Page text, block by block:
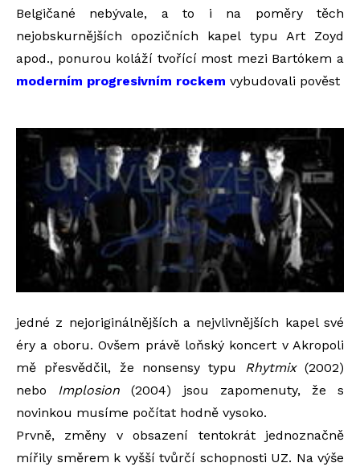
Belgičané nebývale, a to i na poměry těch
nejobskurnějších opozičních kapel typu Art Zoyd
apod., ponurou koláží tvořící most mezi Bartókem a
moderním progresivním rockem vybudovali pověst
jedné z nejoriginálnějších a nejvlivnějších kapel své
éry a oboru. Ovšem právě loňský koncert v Akropoli
mě přesvědčil, že nonsensy typu Rhytmix(2002)
nebo Implosion (2004) jsou zapomenuty, že s
novinkou musíme počítat hodně vysoko.
Prvně, změny v obsazení tentokrát jednoznačně
mířily směrem k vyšší tvůrčí schopnosti UZ. Na výše